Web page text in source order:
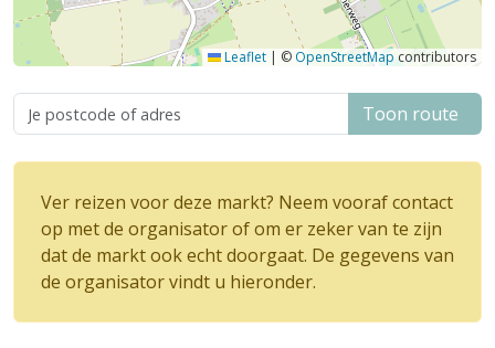
Leaflet | © OpenStreetMap contributors
Toon route
Ver reizen voor deze markt? Neem vooraf contact
op met de organisator of om er zeker van te zijn
dat de markt ook echt doorgaat. De gegevens van
de organisator vindt u hieronder.